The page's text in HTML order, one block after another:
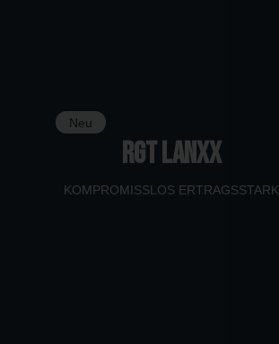
Neu
RGT LANXX
KOMPROMISSLOS ERTRAGSSTARK